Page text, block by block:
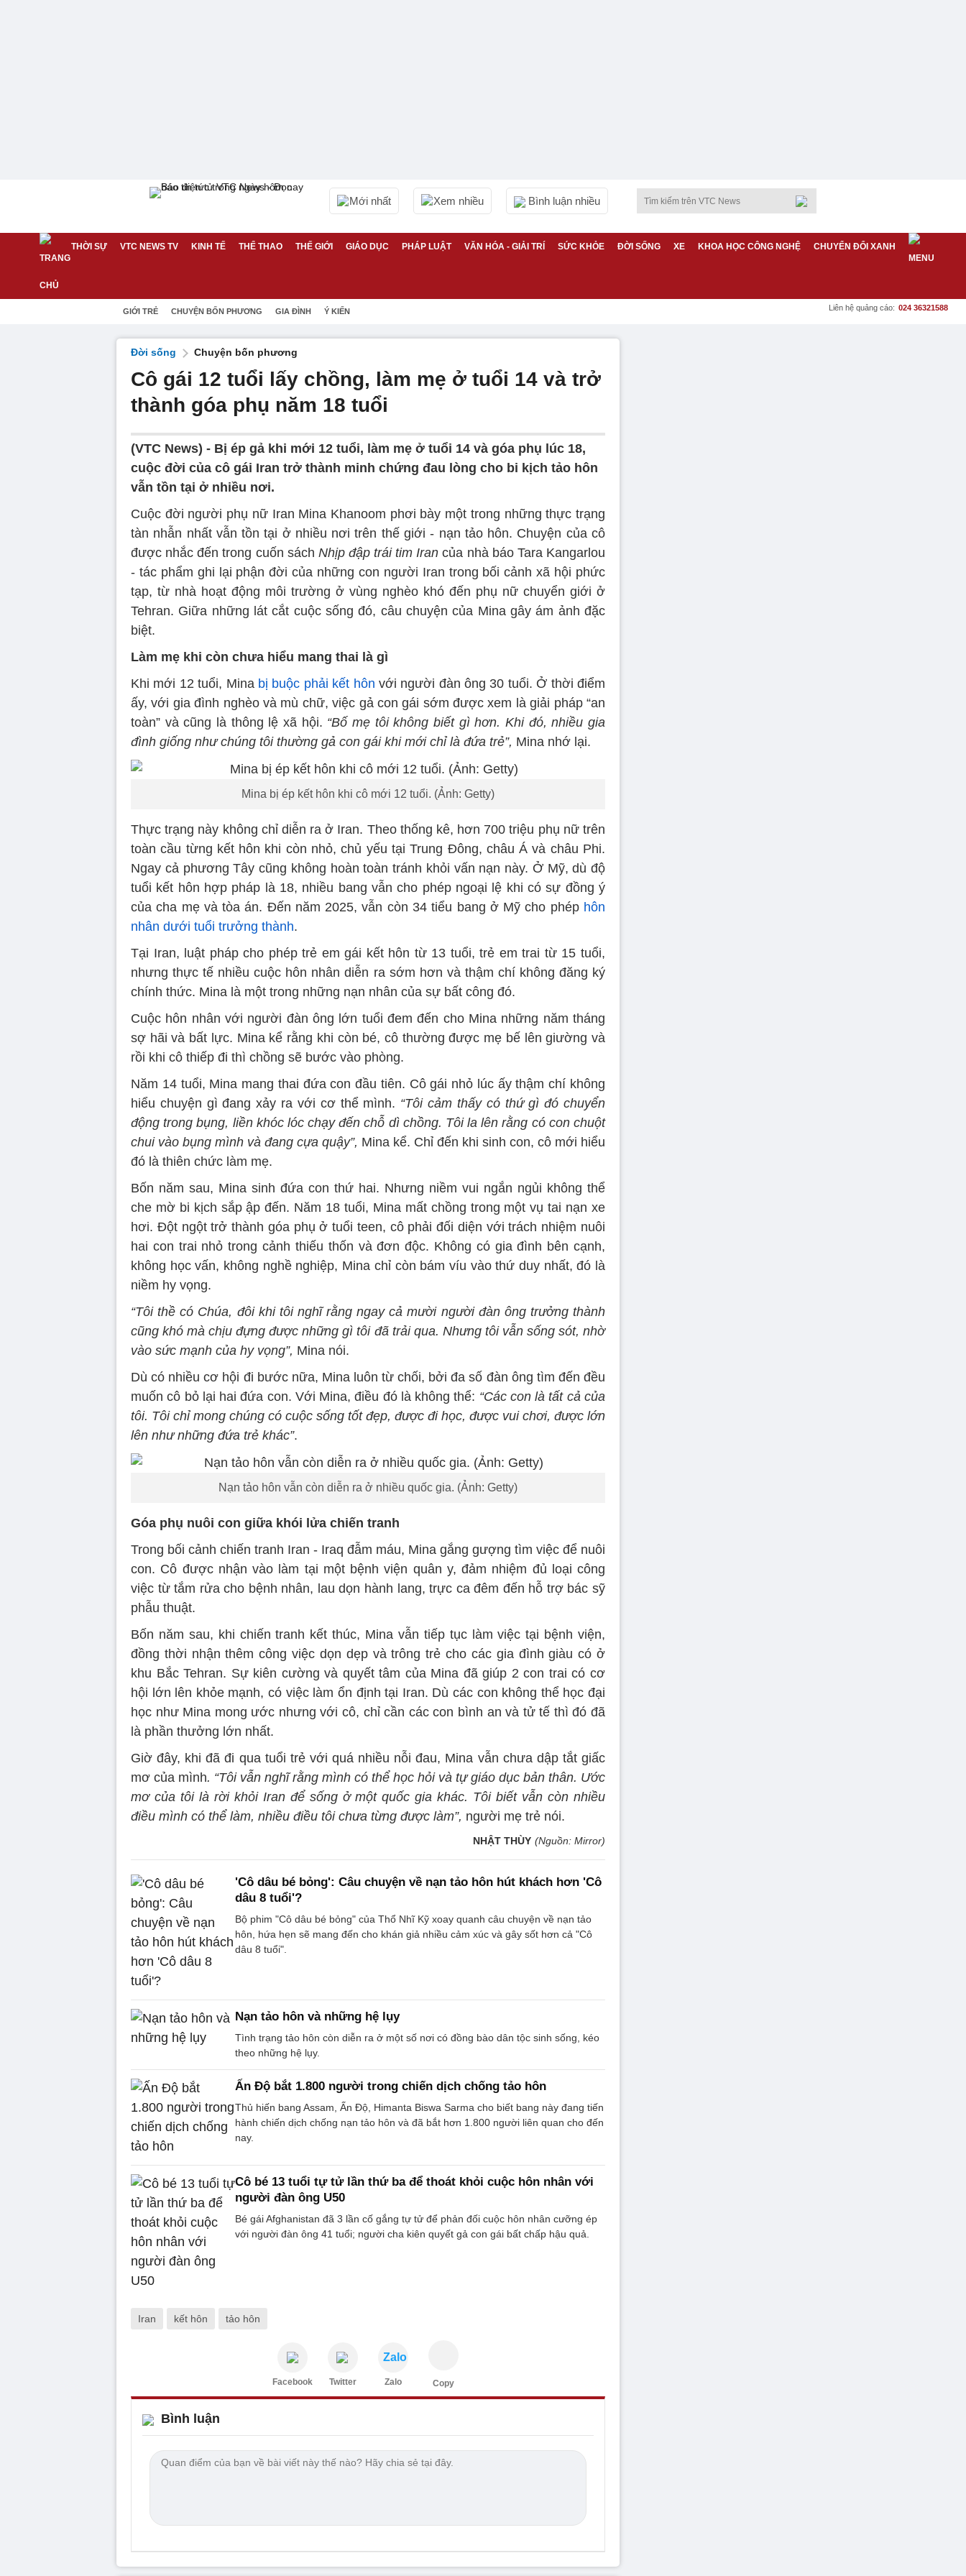
Mới nhất Xem nhiều Bình luận nhiều
THỜI SỰ VTC NEWS TV KINH TẾ THỂ THAO THẾ GIỚI GIÁO DỤC PHÁP LUẬT VĂN HÓA - GIẢI TRÍ SỨC KHỎE ĐỜI SỐNG XE KHOA HỌC CÔNG NGHỆ CHUYỂN ĐỔI XANH
GIỚI TRẺ CHUYỆN BỐN PHƯƠNG GIA ĐÌNH Ý KIẾN Liên hệ quảng cáo: 024 36321588
Đời sống Chuyện bốn phương
Cô gái 12 tuổi lấy chồng, làm mẹ ở tuổi 14 và trở
thành góa phụ năm 18 tuổi
(VTC News) - Bị ép gả khi mới 12 tuổi, làm mẹ ở tuổi 14 và góa phụ lúc 18,
cuộc đời của cô gái Iran trở thành minh chứng đau lòng cho bi kịch tảo hôn
vẫn tồn tại ở nhiều nơi.
Cuộc đời người phụ nữ Iran Mina Khanoom phơi bày một trong những thực trạng
tàn nhẫn nhất vẫn tồn tại ở nhiều nơi trên thế giới - nạn tảo hôn. Chuyện của cô
được nhắc đến trong cuốn sách Nhịp đập trái tim Iran của nhà báo Tara Kangarlou
- tác phẩm ghi lại phận đời của những con người Iran trong bối cảnh xã hội phức
tạp, từ nhà hoạt động môi trường ở vùng nghèo khó đến phụ nữ chuyển giới ở
Tehran. Giữa những lát cắt cuộc sống đó, câu chuyện của Mina gây ám ảnh đặc
biệt.
Làm mẹ khi còn chưa hiểu mang thai là gì
Khi mới 12 tuổi, Mina bị buộc phải kết hôn với người đàn ông 30 tuổi. Ở thời điểm
ấy, với gia đình nghèo và mù chữ, việc gả con gái sớm được xem là giải pháp “an
toàn” và cũng là thông lệ xã hội. “Bố mẹ tôi không biết gì hơn. Khi đó, nhiều gia
đình giống như chúng tôi thường gả con gái khi mới chỉ là đứa trẻ”, Mina nhớ lại.
Mina bị ép kết hôn khi cô mới 12 tuổi. (Ảnh: Getty)
Thực trạng này không chỉ diễn ra ở Iran. Theo thống kê, hơn 700 triệu phụ nữ trên
toàn cầu từng kết hôn khi còn nhỏ, chủ yếu tại Trung Đông, châu Á và châu Phi.
Ngay cả phương Tây cũng không hoàn toàn tránh khỏi vấn nạn này. Ở Mỹ, dù độ
tuổi kết hôn hợp pháp là 18, nhiều bang vẫn cho phép ngoại lệ khi có sự đồng ý
của cha mẹ và tòa án. Đến năm 2025, vẫn còn 34 tiểu bang ở Mỹ cho phép hôn
nhân dưới tuổi trưởng thành.
Tại Iran, luật pháp cho phép trẻ em gái kết hôn từ 13 tuổi, trẻ em trai từ 15 tuổi,
nhưng thực tế nhiều cuộc hôn nhân diễn ra sớm hơn và thậm chí không đăng ký
chính thức. Mina là một trong những nạn nhân của sự bất công đó.
Cuộc hôn nhân với người đàn ông lớn tuổi đem đến cho Mina những năm tháng
sợ hãi và bất lực. Mina kể rằng khi còn bé, cô thường được mẹ bế lên giường và
rồi khi cô thiếp đi thì chồng sẽ bước vào phòng.
Năm 14 tuổi, Mina mang thai đứa con đầu tiên. Cô gái nhỏ lúc ấy thậm chí không
hiểu chuyện gì đang xảy ra với cơ thể mình. “Tôi cảm thấy có thứ gì đó chuyển
động trong bụng, liền khóc lóc chạy đến chỗ dì chồng. Tôi la lên rằng có con chuột
chui vào bụng mình và đang cựa quậy”, Mina kể. Chỉ đến khi sinh con, cô mới hiểu
đó là thiên chức làm mẹ.
Bốn năm sau, Mina sinh đứa con thứ hai. Nhưng niềm vui ngắn ngủi không thể
che mờ bi kịch sắp ập đến. Năm 18 tuổi, Mina mất chồng trong một vụ tai nạn xe
hơi. Đột ngột trở thành góa phụ ở tuổi teen, cô phải đối diện với trách nhiệm nuôi
hai con trai nhỏ trong cảnh thiếu thốn và đơn độc. Không có gia đình bên cạnh,
không học vấn, không nghề nghiệp, Mina chỉ còn bám víu vào thứ duy nhất, đó là
niềm hy vọng.
“Tôi thề có Chúa, đôi khi tôi nghĩ rằng ngay cả mười người đàn ông trưởng thành
cũng khó mà chịu đựng được những gì tôi đã trải qua. Nhưng tôi vẫn sống sót, nhờ
vào sức mạnh của hy vọng”, Mina nói.
Dù có nhiều cơ hội đi bước nữa, Mina luôn từ chối, bởi đa số đàn ông tìm đến đều
muốn cô bỏ lại hai đứa con. Với Mina, điều đó là không thể: “Các con là tất cả của
tôi. Tôi chỉ mong chúng có cuộc sống tốt đẹp, được đi học, được vui chơi, được lớn
lên như những đứa trẻ khác”.
Nạn tảo hôn vẫn còn diễn ra ở nhiều quốc gia. (Ảnh: Getty)
Góa phụ nuôi con giữa khói lửa chiến tranh
Trong bối cảnh chiến tranh Iran - Iraq đẫm máu, Mina gắng gượng tìm việc để nuôi
con. Cô được nhận vào làm tại một bệnh viện quân y, đảm nhiệm đủ loại công
việc từ tắm rửa cho bệnh nhân, lau dọn hành lang, trực ca đêm đến hỗ trợ bác sỹ
phẫu thuật.
Bốn năm sau, khi chiến tranh kết thúc, Mina vẫn tiếp tục làm việc tại bệnh viện,
đồng thời nhận thêm công việc dọn dẹp và trông trẻ cho các gia đình giàu có ở
khu Bắc Tehran. Sự kiên cường và quyết tâm của Mina đã giúp 2 con trai có cơ
hội lớn lên khỏe mạnh, có việc làm ổn định tại Iran. Dù các con không thể học đại
học như Mina mong ước nhưng với cô, chỉ cần các con bình an và tử tế thì đó đã
là phần thưởng lớn nhất.
Giờ đây, khi đã đi qua tuổi trẻ với quá nhiều nỗi đau, Mina vẫn chưa dập tắt giấc
mơ của mình. “Tôi vẫn nghĩ rằng mình có thể học hỏi và tự giáo dục bản thân. Ước
mơ của tôi là rời khỏi Iran để sống ở một quốc gia khác. Tôi biết vẫn còn nhiều
điều mình có thể làm, nhiều điều tôi chưa từng được làm”, người mẹ trẻ nói.
NHẬT THÙY (Nguồn: Mirror)
'Cô dâu bé bỏng': Câu chuyện về nạn tảo hôn hút khách hơn 'Cô
dâu 8 tuổi'?
Bộ phim "Cô dâu bé bỏng" của Thổ Nhĩ Kỹ xoay quanh câu chuyện về nạn tảo
hôn, hứa hẹn sẽ mang đến cho khán giả nhiều cảm xúc và gây sốt hơn cả "Cô
dâu 8 tuổi".
Nạn tảo hôn và những hệ lụy
Tình trạng tảo hôn còn diễn ra ở một số nơi có đồng bào dân tộc sinh sống, kéo
theo những hệ lụy.
Ấn Độ bắt 1.800 người trong chiến dịch chống tảo hôn
Thủ hiến bang Assam, Ấn Độ, Himanta Biswa Sarma cho biết bang này đang tiến
hành chiến dịch chống nạn tảo hôn và đã bắt hơn 1.800 người liên quan cho đến
nay.
Cô bé 13 tuổi tự tử lần thứ ba để thoát khỏi cuộc hôn nhân với
người đàn ông U50
Bé gái Afghanistan đã 3 lần cố gắng tự tử để phản đối cuộc hôn nhân cưỡng ép
với người đàn ông 41 tuổi; người cha kiên quyết gả con gái bất chấp hậu quả.
Iran kết hôn tảo hôn
Facebook Twitter
Zalo
Zalo Copy
Bình luận